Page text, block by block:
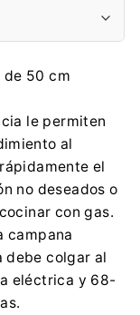
de 50 cm
le permiten
al
el
no deseados o
con gas.
campana
debe colgar al
eléctrica y 68-